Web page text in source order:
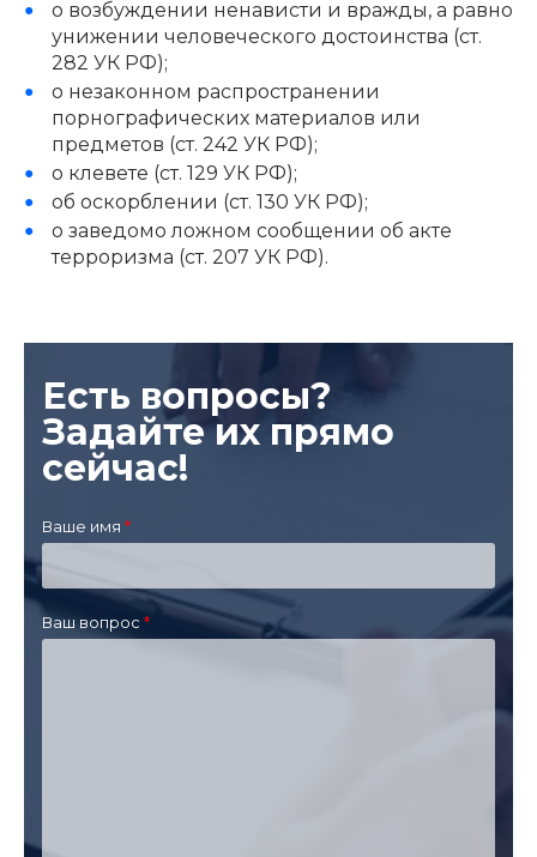
о возбуждении ненависти и вражды, а равно
унижении человеческого достоинства (ст.
282 УК РФ);
о незаконном распространении
порнографических материалов или
предметов (ст. 242 УК РФ);
о клевете (ст. 129 УК РФ);
об оскорблении (ст. 130 УК РФ);
о заведомо ложном сообщении об акте
терроризма (ст. 207 УК РФ).
Есть вопросы?
Задайте их прямо
сейчас!
Ваше имя
Ваш вопрос